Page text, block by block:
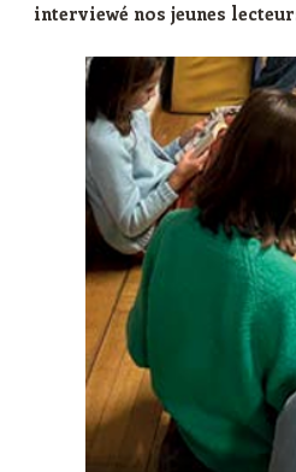
interviewé nos jeunes